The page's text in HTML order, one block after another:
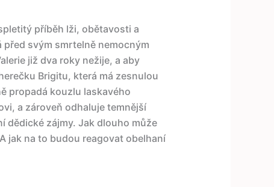
příběh lži, obětavosti a
před svým smrtelně nemocným
již dva roky nežije, a aby
Brigitu, která má zesnulou
propadá kouzlu laskavého
a zároveň odhaluje temnější
dědické zájmy. Jak dlouho může
jak na to budou reagovat obelhaní